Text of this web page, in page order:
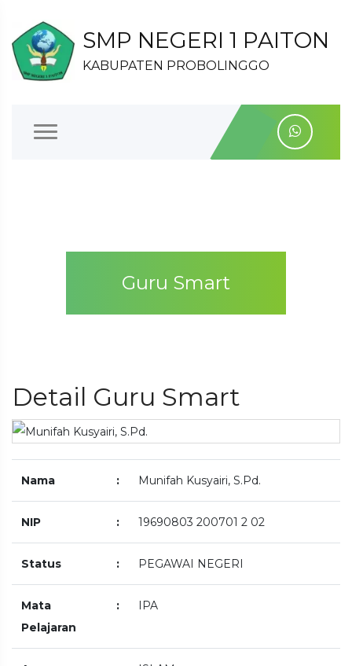
SMP NEGERI 1 PAITON
KABUPATEN PROBOLINGGO
Guru Smart
Detail Guru Smart
Nama : Munifah Kusyairi, S.Pd.
NIP : 19690803 200701 2 02
Status : PEGAWAI NEGERI
Mata
Pelajaran
: IPA